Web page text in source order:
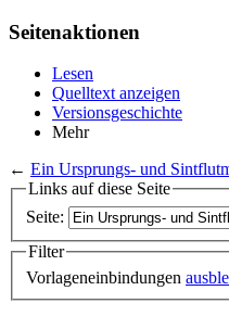
Seitenaktionen
Lesen
Quelltext anzeigen
Versionsgeschichte
Mehr
← Ein Ursprungs- und
Links auf diese Seite
Seite:
Filter
Vorlageneinbindungen